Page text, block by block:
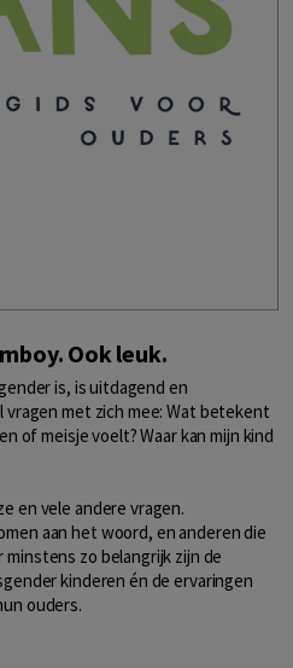
Ook leuk.
is, is uitdagend en
met zich mee: Wat betekent
of meisje voelt? Waar kan mijn kind
en vele andere vragen.
aan het woord, en anderen die
zo belangrijk zijn de
kinderen én de ervaringen
ouders.